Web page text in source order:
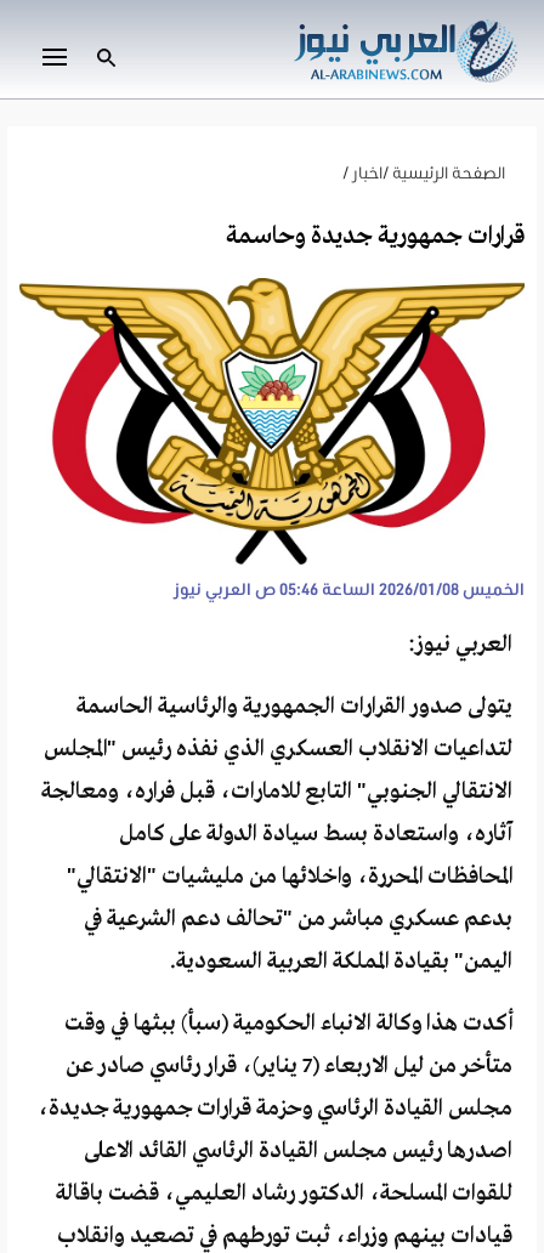
الصفحة الرئيسية /اخبار /
قرارات جمهورية جديدة وحاسمة
الخميس 2026/01/08 الساعة 05:46 ص العربي نيوز
العربي نيوز:
يتولى صدور القرارات الجمهورية والرئاسية الحاسمة
لتداعيات الانقلاب العسكري الذي نفذه رئيس "المجلس
الانتقالي الجنوبي" التابع للامارات، قبل فراره، ومعالجة
آثاره، واستعادة بسط سيادة الدولة على كامل
المحافظات المحررة، واخلائها من مليشيات "الانتقالي"
بدعم عسكري مباشر من "تحالف دعم الشرعية في
اليمن" بقيادة المملكة العربية السعودية.
أكدت هذا وكالة الانباء الحكومية (سبأ) ببثها في وقت
متأخر من ليل الاربعاء (7 يناير)، قرار رئاسي صادر عن
مجلس القيادة الرئاسي وحزمة قرارات جمهورية جديدة،
اصدرها رئيس مجلس القيادة الرئاسي القائد الاعلى
للقوات المسلحة، الدكتور رشاد العليمي، قضت باقالة
قيادات بينهم وزراء، ثبت تورطهم في تصعيد وانقلاب